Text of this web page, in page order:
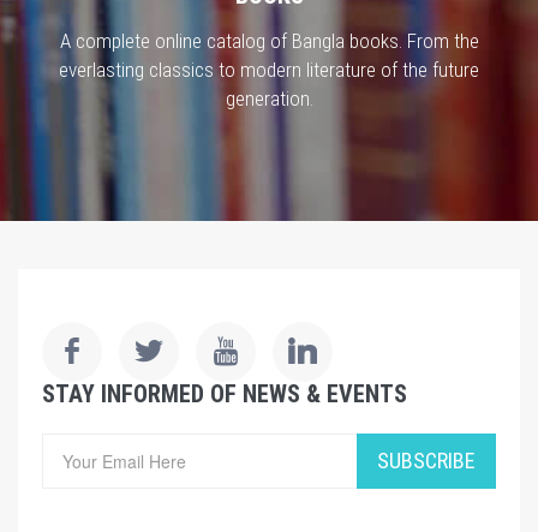
A complete online catalog of Bangla books. From the
everlasting classics to modern literature of the future
generation.
STAY INFORMED OF NEWS & EVENTS
SUBSCRIBE